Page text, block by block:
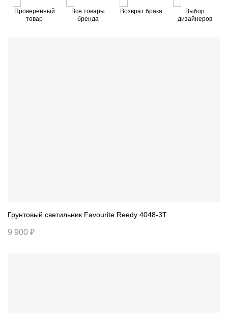
Проверенный
товар
Все товары
бренда
Возврат брака
Выбор
дизайнеров
Грунтовый светильник Favourite Reedy 4048-3T
9 900 ₽